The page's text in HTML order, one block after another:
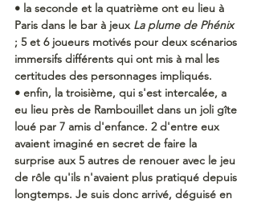
• la seconde et la quatrième ont eu lieu à
Paris dans le bar à jeux La plume de Phénix
; 5 et 6 joueurs motivés pour deux scénarios
immersifs différents qui ont mis à mal les
certitudes des personnages impliqués.
• enfin, la troisième, qui s'est intercalée, a
eu lieu près de Rambouillet dans un joli gîte
loué par 7 amis d'enfance. 2 d'entre eux
avaient imaginé en secret de faire la
surprise aux 5 autres de renouer avec le jeu
de rôle qu'ils n'avaient plus pratiqué depuis
longtemps. Je suis donc arrivé, déguisé en